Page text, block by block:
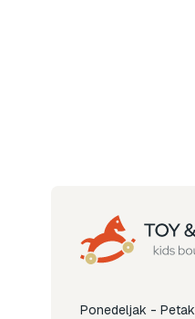
Ponedeljak - Petak